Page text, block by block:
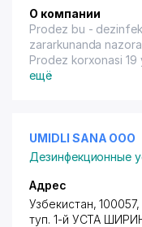
О компании
Prodez bu -
zararkunanda
Prodez korxonasi
sohasida lider bo'lib
Prodez это -
контролю
19 лет является
Prodez -
дом от любых
стандартам!
ещё
UMIDLI SANA ООО
Дезинфекционные
Адрес
Узбекистан,
туп. 1-й УСТА